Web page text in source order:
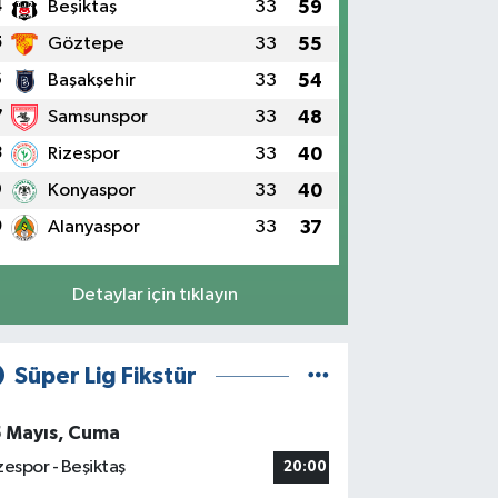
Beşiktaş 33 59
Göztepe 33 55
Başakşehir 33 54
Samsunspor 33 48
Rizespor 33 40
Konyaspor 33 40
Alanyaspor 33 37
Detaylar için tıklayın
Süper Lig Fikstür
Mayıs, Cuma
- Beşiktaş
20:00